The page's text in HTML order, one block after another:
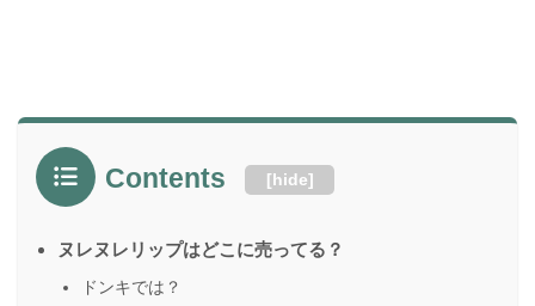
Contents [hide]
ヌレヌレリップはどこに売ってる？
ドンキでは？